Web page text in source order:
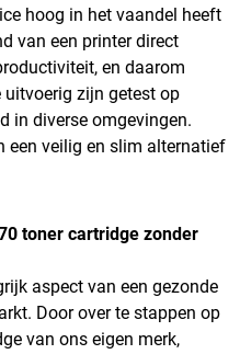
hoog in het vaandel heeft
van een printer direct
en daarom
uitvoerig zijn getest op
in diverse omgevingen.
een veilig en slim alternatief
toner cartridge zonder
aspect van een gezonde
Door over te stappen op
van ons eigen merk,